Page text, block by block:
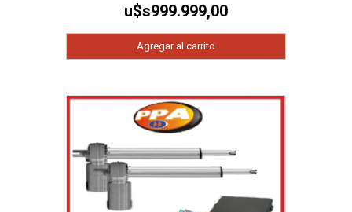
u$s999.999,00
Agregar al carrito